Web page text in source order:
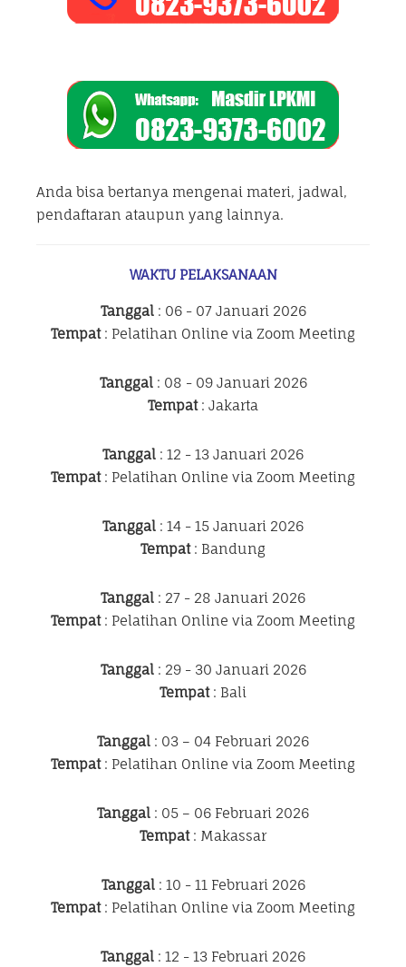
Anda bisa bertanya mengenai materi, jadwal,
pendaftaran ataupun yang lainnya.
WAKTU PELAKSANAAN
Tanggal: 06 - 07 Januari 2026
Tempat: Pelatihan Online via Zoom Meeting
Tanggal: 08 - 09 Januari 2026
Tempat: Jakarta
Tanggal : 12 - 13 Januari 2026
Tempat: Pelatihan Online via Zoom Meeting
Tanggal : 14 - 15 Januari 2026
Tempat: Bandung
Tanggal : 27 - 28 Januari 2026
Tempat: Pelatihan Online via Zoom Meeting
Tanggal: 29 - 30 Januari 2026
Tempat: Bali
Tanggal : 03 – 04 Februari 2026
Tempat: Pelatihan Online via Zoom Meeting
Tanggal : 05 – 06 Februari 2026
Tempat: Makassar
Tanggal: 10 - 11 Februari 2026
Tempat: Pelatihan Online via Zoom Meeting
Tanggal : 12 - 13 Februari 2026